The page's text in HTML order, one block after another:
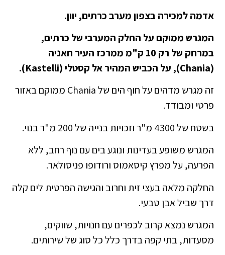
אדמה למכירה בצפון מערב כרתים, יוון.
המגרש ממוקם על החלק המערבי של כרתים,
במרחק של רק 10 ק"מ ממרכז העיר חאניה
(Chania), על הכביש המהיר אל קסטלי (Kastelli).
זה מגרש מדהים על חוף הים של Chania ממוקם באזור
פרטי ומבודד.
בשטח של 4300 מ"ר וזכויות בנייה של 200 מ"ר בנוי.
המגרש משופע בעדינות ונוגע בים עם נוף רחב, ללא
הפרעה, על מפרץ קיסאמוס ורודופו פניסולאר.
החלקה מלאה בעצי זית וחרוב והגישה הפרטית לים קלה
דרך שביל אבן טבעי.
המגרש נמצא קרוב לכפרים עם חנויות, שווקים,
מסעדות, בתי קפה בדרך כלל כל סוג של שירותים.